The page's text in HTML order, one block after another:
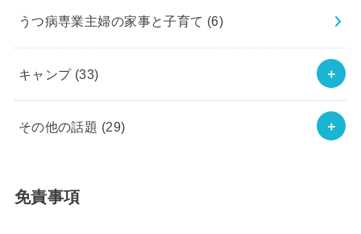
うつ病専業主婦の家事と子育て (6)
キャンプ (33)
その他の話題 (29)
免責事項